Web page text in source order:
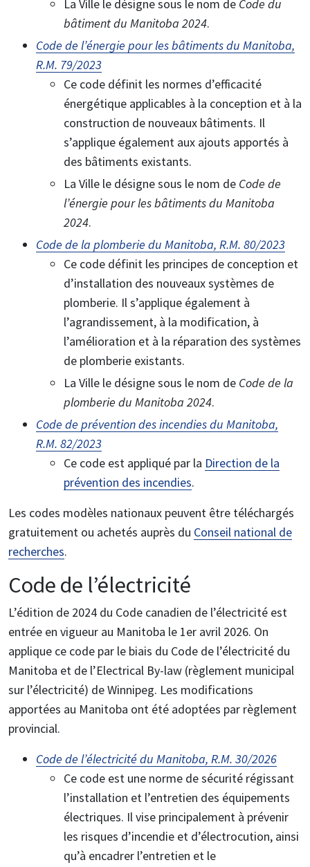
La Ville le désigne sous le nom de Code du
bâtiment du Manitoba 2024.
Code de l’énergie pour les bâtiments du Manitoba,
R.M. 79/2023
Ce code définit les normes d’efficacité
énergétique applicables à la conception et à la
construction de nouveaux bâtiments. Il
s’applique également aux ajouts apportés à
des bâtiments existants.
La Ville le désigne sous le nom de Code de
l’énergie pour les bâtiments du Manitoba
2024.
Code de la plomberie du Manitoba, R.M. 80/2023
Ce code définit les principes de conception et
d’installation des nouveaux systèmes de
plomberie. Il s’applique également à
l’agrandissement, à la modification, à
l’amélioration et à la réparation des systèmes
de plomberie existants.
La Ville le désigne sous le nom de Code de la
plomberie du Manitoba 2024.
Code de prévention des incendies du Manitoba,
R.M. 82/2023
Ce code est appliqué par la Direction de la
prévention des incendies.
Les codes modèles nationaux peuvent être téléchargés
gratuitement ou achetés auprès du Conseil national de
recherches.
Code de l’électricité
L’édition de 2024 du Code canadien de l’électricité est
entrée en vigueur au Manitoba le 1er avril 2026. On
applique ce code par le biais du Code de l’électricité du
Manitoba et de l’Electrical By-law (règlement municipal
sur l’électricité) de Winnipeg. Les modifications
apportées au Manitoba ont été adoptées par règlement
provincial.
Code de l’électricité du Manitoba, R.M. 30/2026
Ce code est une norme de sécurité régissant
l’installation et l’entretien des équipements
électriques. Il vise principalement à prévenir
les risques d’incendie et d’électrocution, ainsi
qu’à encadrer l’entretien et le